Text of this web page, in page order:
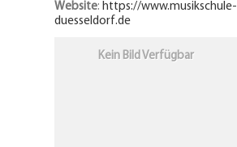
Website: https://www.musikschule-
duesseldorf.de
Kein Bild Verfügbar